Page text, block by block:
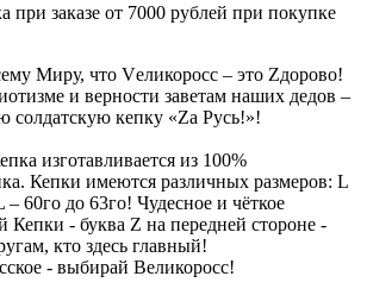
при заказе от 7000 рублей при покупке
Миру, что Vеликоросс – это Zдорово!
и верности заветам наших дедов –
солдатскую кепку «Zа Русь!»!
изготавливается из 100%
Кепки имеются различных размеров: L
60го до 63го! Чудесное и чёткое
Кепки - буква Z на передней стороне -
кто здесь главный!
- выбирай Великоросс!